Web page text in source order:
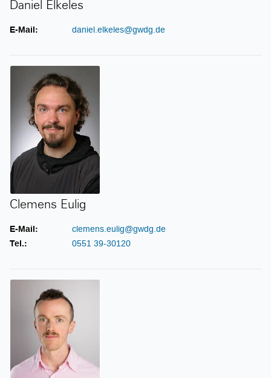
Daniel Elkeles
E-Mail: daniel.elkeles@gwdg.de
Clemens Eulig
E-Mail:
clemens.eulig@gwdg.de
Tel.:
0551 39-30120